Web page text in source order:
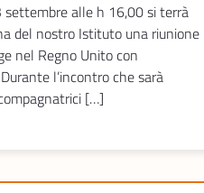
settembre alle h 16,00 si terrà
del nostro Istituto una riunione
nel Regno Unito con
l’incontro che sarà
[…]